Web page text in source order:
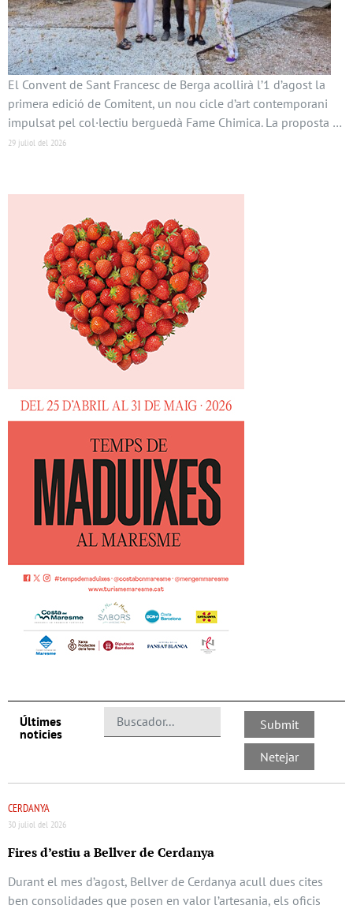
El Convent de Sant Francesc de Berga acollirà l’1 d’agost la
primera edició de Comitent, un nou cicle d’art contemporani
impulsat pel col·lectiu berguedà Fame Chimica. La proposta …
29 juliol del 2026
Últimes
noticies
CERDANYA
30 juliol del 2026
Fires d’estiu a Bellver de Cerdanya
Durant el mes d’agost, Bellver de Cerdanya acull dues cites
ben consolidades que posen en valor l’artesania, els oficis